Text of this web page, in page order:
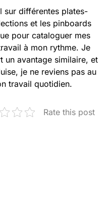
sur différentes plates-
et les pinboards
pour cataloguer mes
à mon rythme. Je
un avantage similaire, et
je ne reviens pas au
travail quotidien.
Rate this post